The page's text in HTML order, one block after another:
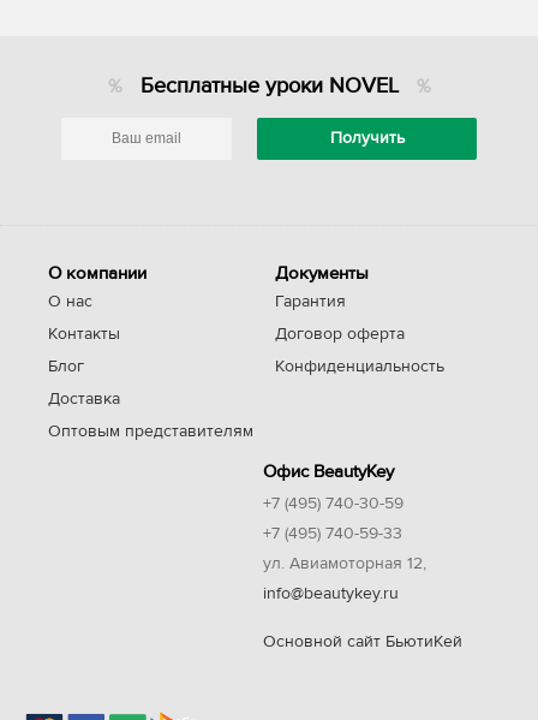
Бесплатные уроки NOVEL
О компании
О нас
Контакты
Блог
Доставка
Оптовым представителям
Документы
Гарантия
Договор оферта
Конфиденциальность
Офис BeautyKey
+7 (495) 740-30-59
+7 (495) 740-59-33
ул. Авиамоторная 12,
info@beautykey.ru
Основной сайт БьютиКей